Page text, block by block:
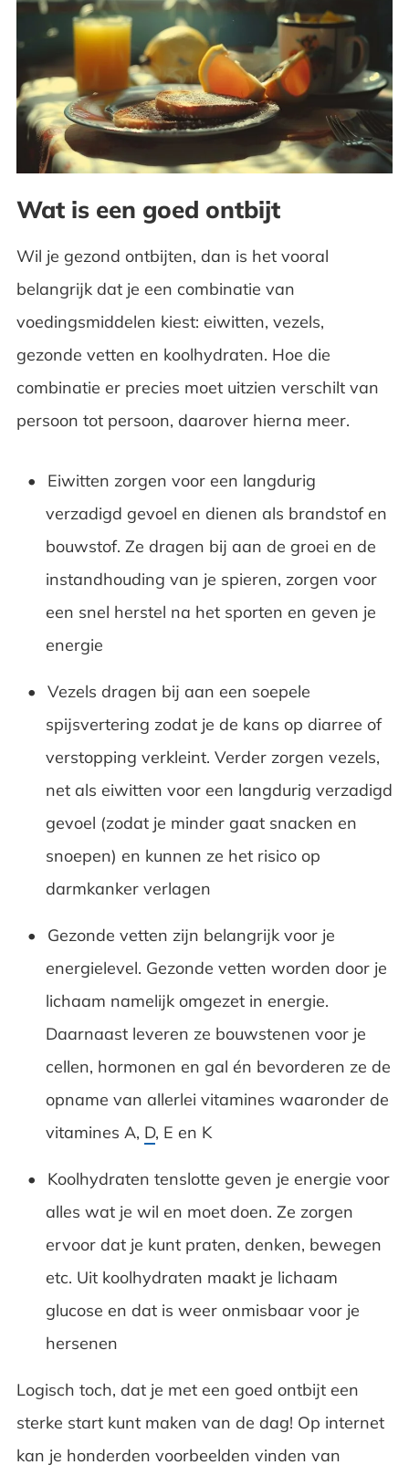
Wat is een goed ontbijt
Wil je gezond ontbijten, dan is het vooral
belangrijk dat je een combinatie van
voedingsmiddelen kiest: eiwitten, vezels,
gezonde vetten en koolhydraten. Hoe die
combinatie er precies moet uitzien verschilt van
persoon tot persoon, daarover hierna meer.
Eiwitten zorgen voor een langdurig
verzadigd gevoel en dienen als brandstof en
bouwstof. Ze dragen bij aan de groei en de
instandhouding van je spieren, zorgen voor
een snel herstel na het sporten en geven je
energie
Vezels dragen bij aan een soepele
spijsvertering zodat je de kans op diarree of
verstopping verkleint. Verder zorgen vezels,
net als eiwitten voor een langdurig verzadigd
gevoel (zodat je minder gaat snacken en
snoepen) en kunnen ze het risico op
darmkanker verlagen
Gezonde vetten zijn belangrijk voor je
energielevel. Gezonde vetten worden door je
lichaam namelijk omgezet in energie.
Daarnaast leveren ze bouwstenen voor je
cellen, hormonen en gal én bevorderen ze de
opname van allerlei vitamines waaronder de
vitamines A, D, E en K
Koolhydraten tenslotte geven je energie voor
alles wat je wil en moet doen. Ze zorgen
ervoor dat je kunt praten, denken, bewegen
etc. Uit koolhydraten maakt je lichaam
glucose en dat is weer onmisbaar voor je
hersenen
Logisch toch, dat je met een goed ontbijt een
sterke start kunt maken van de dag! Op internet
kan je honderden voorbeelden vinden van